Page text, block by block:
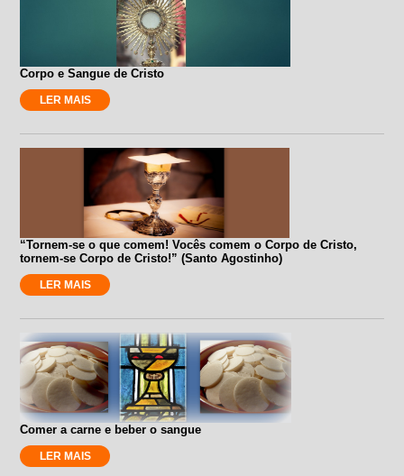
Corpo e Sangue de Cristo
LER MAIS
“Tornem-se o que comem! Vocês comem o Corpo de Cristo,
tornem-se Corpo de Cristo!” (Santo Agostinho)
LER MAIS
Comer a carne e beber o sangue
LER MAIS